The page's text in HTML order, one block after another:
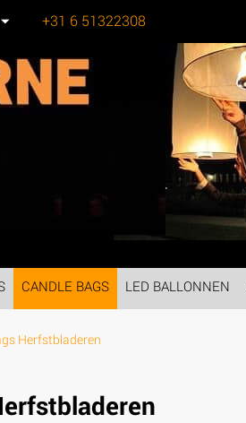
+31 6 51322308
CANDLE BAGS LED BALLONNEN
Herfstbladeren